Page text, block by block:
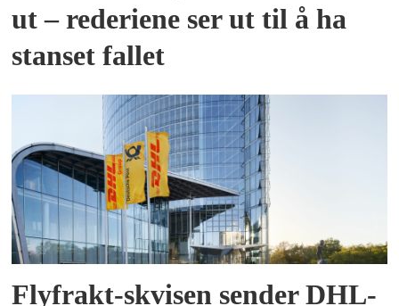
ut – rederiene ser ut til å ha
stanset fallet
Flyfrakt-skvisen sender DHL-